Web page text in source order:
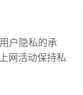
户隐私的承
网活动保持私